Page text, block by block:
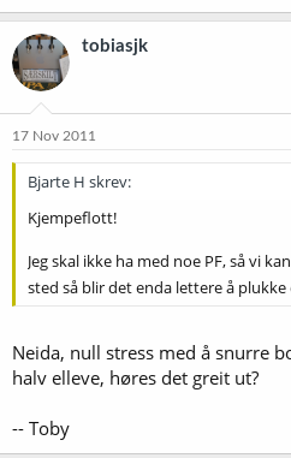
tobiasjk
17 Nov 2011
Bjarte H skrev:
Kjempeflott!
Jeg skal ikke ha med noe PF, så vi
sted så blir det enda lettere å
Neida, null stress med å snurre
halv elleve, høres det greit ut?
-- Toby